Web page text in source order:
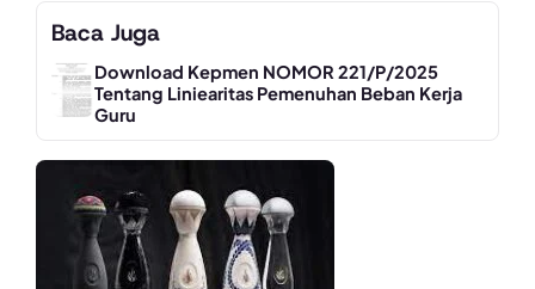
Baca Juga
Download Kepmen NOMOR 221/P/2025
Tentang Liniearitas Pemenuhan Beban Kerja
Guru